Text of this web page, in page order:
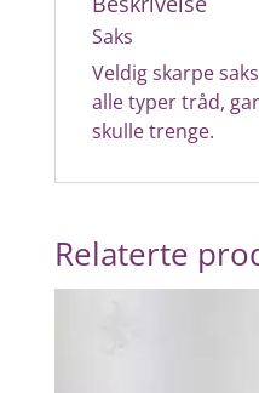
Saks
Veldig skarpe
alle typer tråd,
skulle trenge.
Relaterte